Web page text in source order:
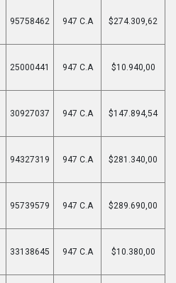
95758462 947 C.A $274.309,62
25000441 947 C.A $10.940,00
30927037 947 C.A $147.894,54
94327319 947 C.A $281.340,00
95739579 947 C.A $289.690,00
33138645 947 C.A $10.380,00